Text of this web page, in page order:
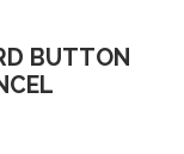
BUTTON